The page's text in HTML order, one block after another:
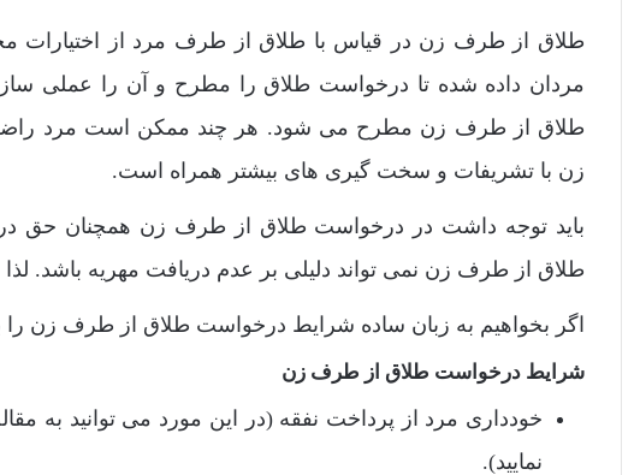
طلاق از طرف زن در قیاس با طلاق از طرف مرد از اختیارات
مردان داده شده تا درخواست طلاق را مطرح و آن را عملی
طلاق از طرف زن مطرح می شود. هر چند ممکن است مرد
زن با تشریفات و سخت گیری های بیشتر همراه است.
باید توجه داشت در درخواست طلاق از طرف زن همچنان حق
طلاق از طرف زن نمی تواند دلیلی بر عدم دریافت مهریه باشد.
اگر بخواهیم به زبان ساده شرایط درخواست طلاق از طرف زن را
شرایط درخواست طلاق از طرف زن
خودداری مرد از پرداخت نفقه (در این مورد می توانید به
نمایید).